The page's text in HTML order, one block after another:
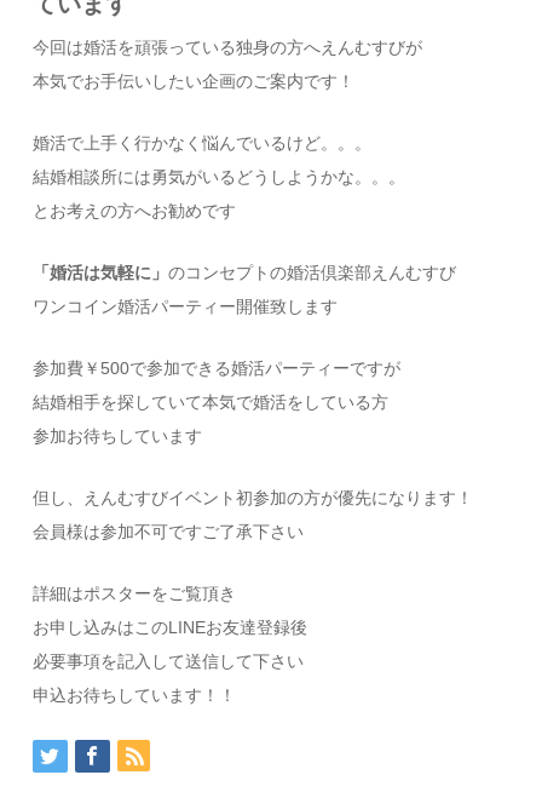
今回は婚活を頑張っている独身の方へえんむすびが
本気でお手伝いしたい企画のご案内です！
婚活で上手く行かなく悩んでいるけど。。。
結婚相談所には勇気がいるどうしようかな。。。
とお考えの方へお勧めです
「婚活は気軽に」のコンセプトの婚活倶楽部えんむすび
ワンコイン婚活パーティー開催致します
参加費￥500で参加できる婚活パーティーですが
結婚相手を探していて本気で婚活をしている方
参加お待ちしています
但し、えんむすびイベント初参加の方が優先になります！
会員様は参加不可ですご了承下さい
詳細はポスターをご覧頂き
お申し込みはこのLINEお友達登録後
必要事項を記入して送信して下さい
申込お待ちしています！！